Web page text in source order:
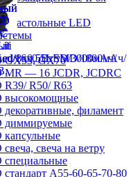
настольные LED
GX70
— 16 JCDR, JCDRC
R50/ R63
высокомощные
филамент
диммируемые
свеча на ветру
А55-60-65-70-80